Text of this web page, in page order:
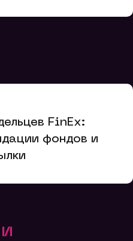
FinEx:
фондов и
Ваше